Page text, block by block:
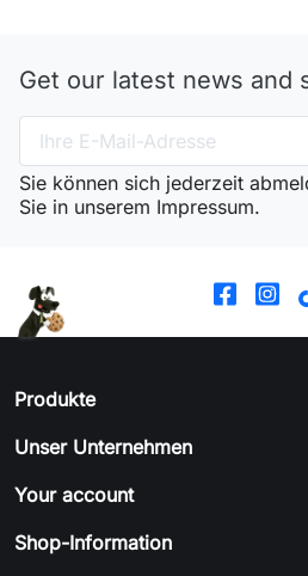
Get our latest news and
Sie können sich jederzeit
Sie in unserem Impressum.
Produkte
Unser Unternehmen
Your account
Shop-Information